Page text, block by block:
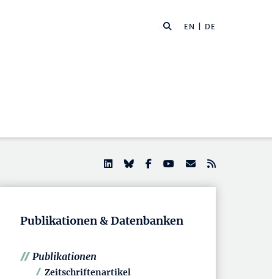
EN | DE
Publikationen & Datenbanken
Publikationen
Zeitschriftenartikel